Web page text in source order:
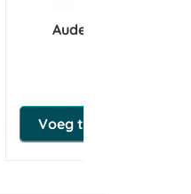
Audevard Harpagyl
Voeg toe aan winkeltas